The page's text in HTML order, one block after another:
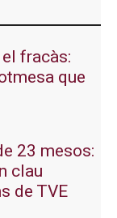
fracàs:
que
23 mesos:
clau
de TVE